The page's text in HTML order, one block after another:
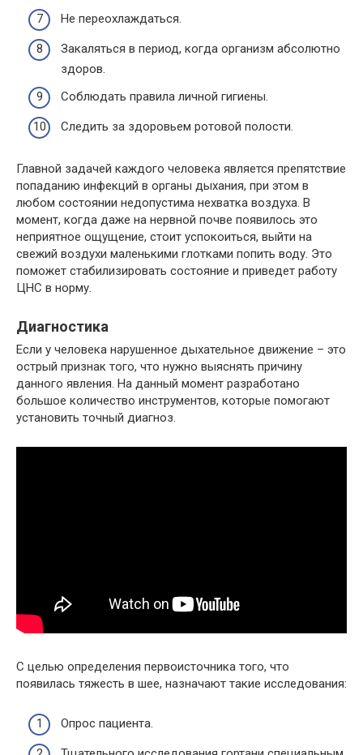
Не переохлаждаться.
Закаляться в период, когда организм абсолютно
здоров.
Соблюдать правила личной гигиены.
Следить за здоровьем ротовой полости.
Главной задачей каждого человека является препятствие
попаданию инфекций в органы дыхания, при этом в
любом состоянии недопустима нехватка воздуха. В
момент, когда даже на нервной почве появилось это
неприятное ощущение, стоит успокоиться, выйти на
свежий воздухи маленькими глотками попить воду. Это
поможет стабилизировать состояние и приведет работу
ЦНС в норму.
Диагностика
Если у человека нарушенное дыхательное движение – это
острый признак того, что нужно выяснять причину
данного явления. На данный момент разработано
большое количество инструментов, которые помогают
установить точный диагноз.
С целью определения первоисточника того, что
появилась тяжесть в шее, назначают такие исследования:
Опрос пациента.